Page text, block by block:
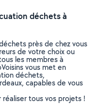
déchets à
près de chez vous
de votre choix ou
les membres à
vous met en
déchets,
capables de vous
tous vos projets !